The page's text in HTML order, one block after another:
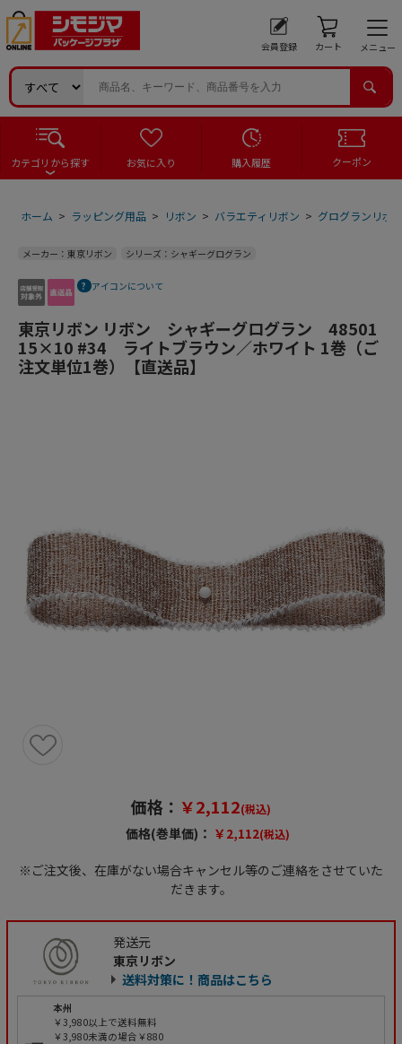
会員登録 カート メニュー
カテゴリから探す お気に入り 購入履歴 クーポン
ホーム > ラッピング用品 > リボン > バラエティリボン > グログランリボ
メーカー：東京リボン シリーズ：シャギーグログラン
アイコンについて
東京リボン リボン シャギーグログラン 48501
15×10 #34 ライトブラウン／ホワイト 1巻（ご
注文単位1巻）【直送品】
価格： ￥2,112(税込)
価格(巻単価)： ￥2,112(税込)
※ご注文後、在庫がない場合キャンセル等のご連絡をさせていた
だきます。
発送元
東京リボン
送料対策に！商品はこちら
本州
￥3,980以上で送料無料
￥3,980未満の場合￥880